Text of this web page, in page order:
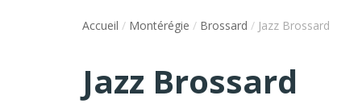
Accueil / Montérégie / Brossard / Jazz Brossard
Jazz Brossard